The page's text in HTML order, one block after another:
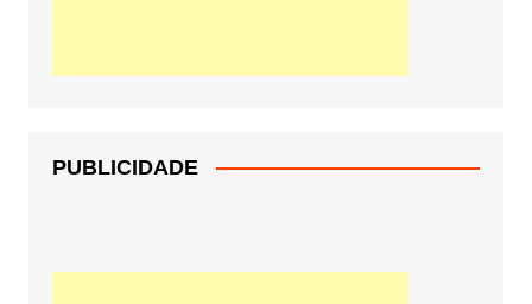
PUBLICIDADE